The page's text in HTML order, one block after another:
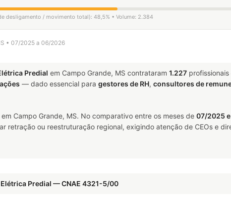
desligamento / movimento total): 48,5% • Volume: 2.384
• 07/2025 a 06/2026
Predial em Campo Grande, MS contrataram 1.227
— dado essencial para gestores de RH, consultores de
em Campo Grande, MS. No comparativo entre os meses de 07/2025
retração ou reestruturação regional, exigindo atenção de CEOs e
Predial — CNAE 4321-5/00